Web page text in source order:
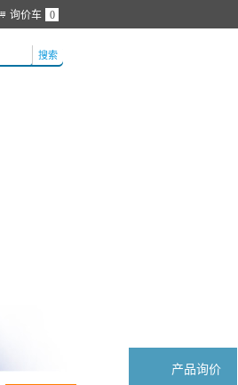
询价车 0
搜索
产品询价